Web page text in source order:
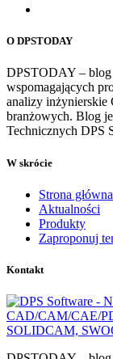
O DPSTODAY
DPSTODAY – blog
wspomagających
analizy inżynierskie
branżowych. Blog
Technicznych DPS
W skrócie
Strona główna
Aktualności
Produkty
Zaproponuj
Kontakt